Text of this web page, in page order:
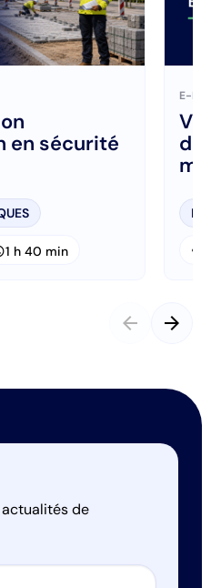
en sécurité
1 h 40 min
E-
visibility
arrow_back arrow_forward
de